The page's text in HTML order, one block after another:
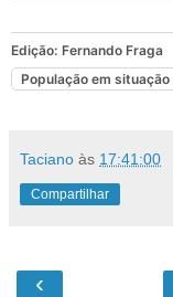
Edição: Fernando Fraga
População em situação
Taciano às 17:41:00
Compartilhar
‹